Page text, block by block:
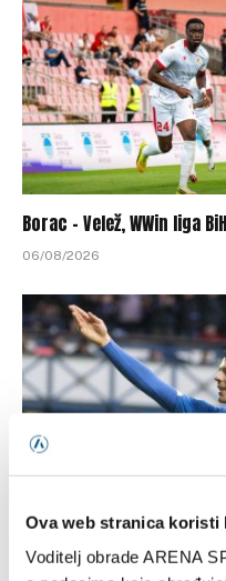
Ova web stranica koristi
Voditelj obrade ARENA
Borac – Velež, WWin liga BiH
06/08/2026